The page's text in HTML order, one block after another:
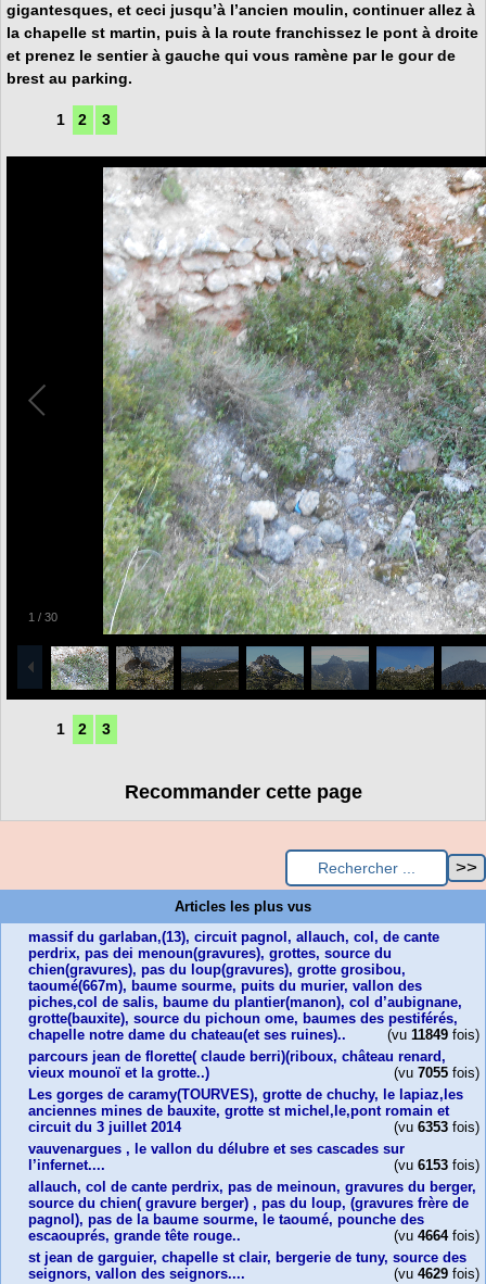
gigantesques, et ceci jusqu’à l’ancien moulin, continuer allez à
la chapelle st martin, puis à la route franchissez le pont à droite
et prenez le sentier à gauche qui vous ramène par le gour de
brest au parking.
1 2 3
1 / 30
1 2 3
Recommander cette page
Articles les plus vus
massif du garlaban,(13), circuit pagnol, allauch, col, de cante
perdrix, pas dei menoun(gravures), grottes, source du
chien(gravures), pas du loup(gravures), grotte grosibou,
taoumé(667m), baume sourme, puits du murier, vallon des
piches,col de salis, baume du plantier(manon), col d’aubignane,
grotte(bauxite), source du pichoun ome, baumes des pestiférés,
chapelle notre dame du chateau(et ses ruines)..
(vu 11849 fois)
parcours jean de florette( claude berri)(riboux, château renard,
vieux mounoï et la grotte..)
(vu 7055 fois)
Les gorges de caramy(TOURVES), grotte de chuchy, le lapiaz,les
anciennes mines de bauxite, grotte st michel,le,pont romain et
circuit du 3 juillet 2014
(vu 6353 fois)
vauvenargues , le vallon du délubre et ses cascades sur
l’infernet....
(vu 6153 fois)
allauch, col de cante perdrix, pas de meinoun, gravures du berger,
source du chien( gravure berger) , pas du loup, (gravures frère de
pagnol), pas de la baume sourme, le taoumé, pounche des
escaouprés, grande tête rouge..
(vu 4664fois)
st jean de garguier, chapelle st clair, bergerie de tuny, source des
seignors, vallon des seignors....
(vu 4629 fois)